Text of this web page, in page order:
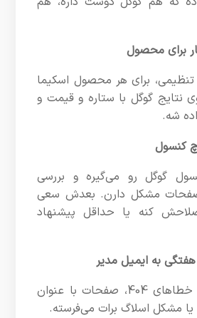
تنظیمی، برای هر محصول اسکیما
نتایج گوگل با ستاره و قیمت و
شه.
گوگل رو می‌گیره و بررسی
مشکل دارن. بعدش سعی
کنه یا حداقل پیشنهاد
یه ایمیل کامل از خطاهای 404، صفحات با عنوان
یا مشکل اسلاگ برات می‌فرسته.